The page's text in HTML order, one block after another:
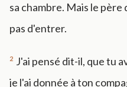
sa chambre. Mais le père
pas d'entrer.
2 J'ai pensé dit-il, que tu
je l'ai donnée à ton